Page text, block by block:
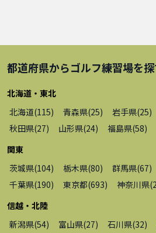
都道府県からゴルフ練習場を
北海道・東北
北海道(115) 青森県(25) 岩手県(25)
秋田県(27) 山形県(24) 福島県(58)
関東
茨城県(104) 栃木県(80) 群馬県(67)
千葉県(190) 東京都(693) 神奈川県(
信越・北陸
新潟県(54) 富山県(27) 石川県(32)